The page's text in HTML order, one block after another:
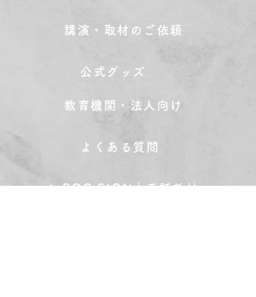
講演・取材のご依頼
公式グッズ
教育機関・法人向け
よくある質問
POC SIGN｜手話教材